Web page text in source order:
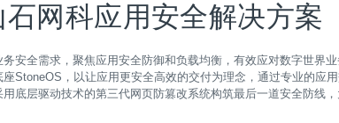
石网科应用安全解决方案
安全需求，聚焦应用安全防御和负载均衡，有效应对数字世界
StoneOS，以让应用更安全高效的交付为理念，通过专业的应
底层驱动技术的第三代网页防篡改系统构筑最后一道安全防线